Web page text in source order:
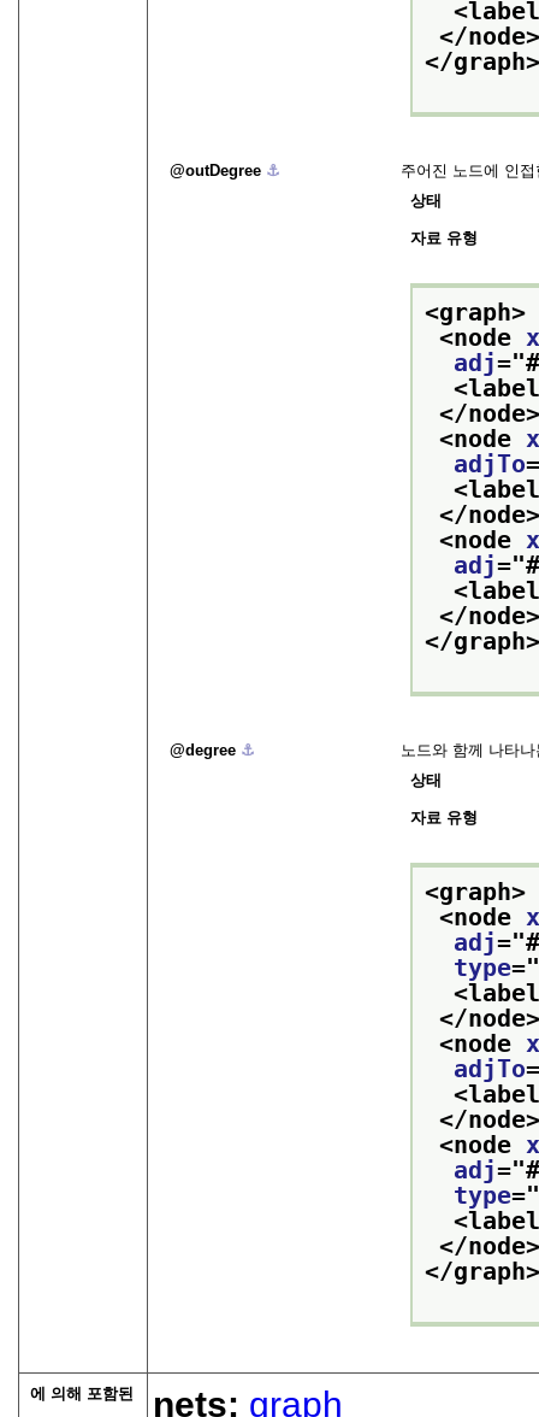
</node>
</graph>
outDegree ⚓︎
주어진 노드에 인
상태
자료 유형
<graph>
<node
adj="
</node>
<node
adjTo
</node>
<node
adj="
</node>
</graph>
degree ⚓︎
노드와 함께 나타
상태
자료 유형
<graph>
<node
adj="
type="
</node>
<node
adjTo
</node>
<node
adj="
type="
</node>
</graph>
에 의해 포함된 nets: graph